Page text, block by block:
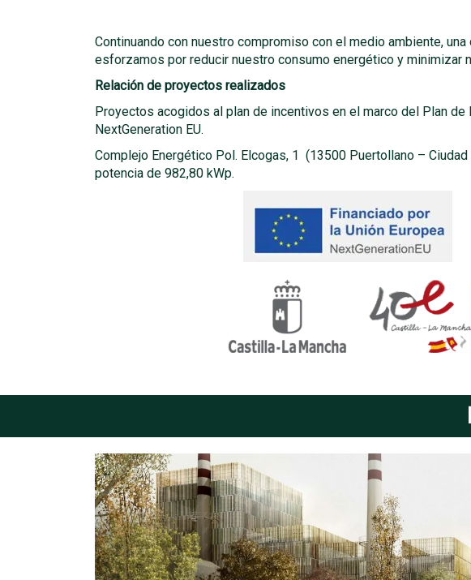
Continuando con nuestro compromiso con el medio ambiente,
esforzamos por reducir nuestro consumo energético y minimizar
Relación de proyectos realizados
Proyectos acogidos al plan de incentivos en el marco del Plan de
NextGeneration EU.
Complejo Energético Pol. Elcogas, 1 (13500 Puertollano –
potencia de 982,80 kWp.